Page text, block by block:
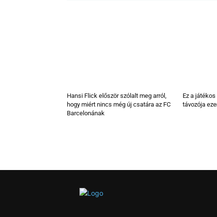
Hansi Flick először szólalt meg arról,
hogy miért nincs még új csatára az FC
Barcelonának
Ez a
távozója